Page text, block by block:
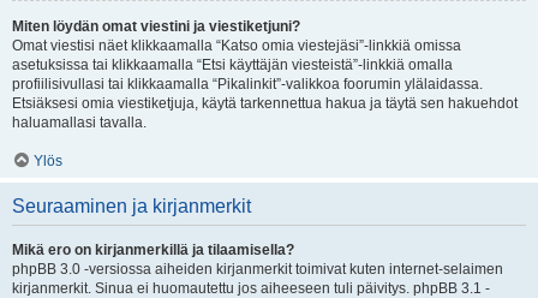
Miten löydän omat viestini ja viestiketjuni?
Omat viestisi näet klikkaamalla “Katso omia viestejäsi”-linkkiä omissa
asetuksissa tai klikkaamalla “Etsi käyttäjän viesteistä”-linkkiä omalla
profiilisivullasi tai klikkaamalla “Pikalinkit”-valikkoa foorumin ylälaidassa.
Etsiäksesi omia viestiketjuja, käytä tarkennettua hakua ja täytä sen hakuehdot
haluamallasi tavalla.
Ylös
Seuraaminen ja kirjanmerkit
Mikä ero on kirjanmerkillä ja tilaamisella?
phpBB 3.0 -versiossa aiheiden kirjanmerkit toimivat kuten internet-selaimen
kirjanmerkit. Sinua ei huomautettu jos aiheeseen tuli päivitys. phpBB 3.1 -